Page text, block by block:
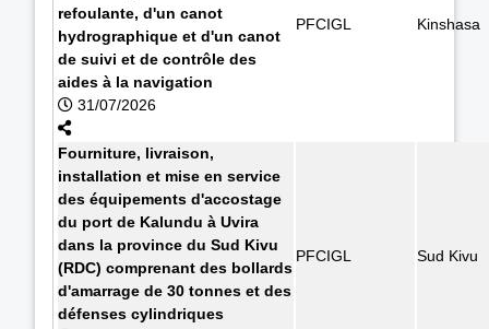
refoulante, d'un canot
hydrographique et d'un canot
de suivi et de contrôle des
aides à la navigation
31/07/2026
PFCIGL Kinshasa
Fourniture, livraison,
installation et mise en service
des équipements d'accostage
du port de Kalundu à Uvira
dans la province du Sud Kivu
(RDC) comprenant des bollards
d'amarrage de 30 tonnes et des
défenses cylindriques
PFCIGL Sud Kivu